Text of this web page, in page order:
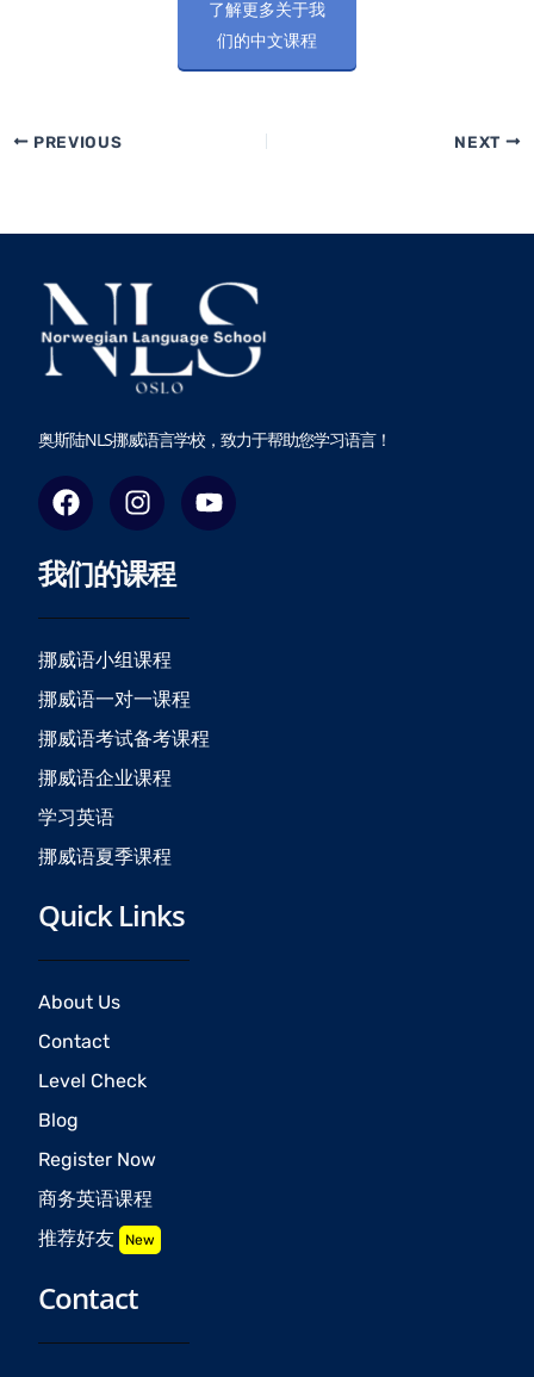
了解更多关于我
们的中文课程
PREVIOUS NEXT
奥斯陆NLS挪威语言学校，致力于帮助您学习语言！
F
a
c
e
b
o
o
k
I
n
s
t
a
g
r
a
m
Y
o
u
我们的课程
挪威语小组课程
挪威语一对一课程
挪威语考试备考课程
挪威语企业课程
学习英语
挪威语夏季课程
Quick Links
About Us
Contact
Level Check
Blog
Register Now
商务英语课程
推荐好友 New
Contact